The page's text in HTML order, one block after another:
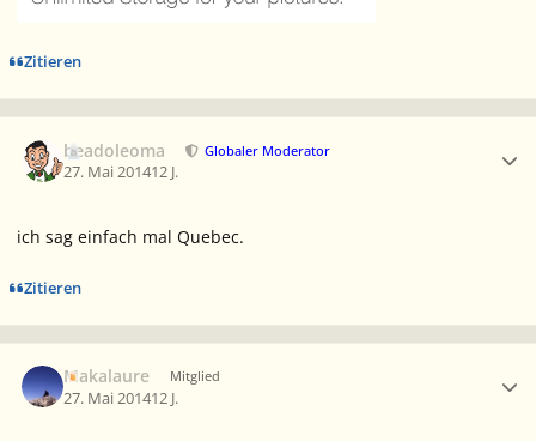
Zitieren
beadoleoma Globaler Moderator
27. Mai 201412 J.
ich sag einfach mal Quebec.
Zitieren
Makalaure Mitglied
27. Mai 201412 J.